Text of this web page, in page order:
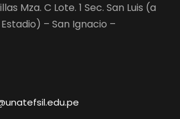
Mza. C Lote. 1 Sec. San Luis (a
– San Ignacio –